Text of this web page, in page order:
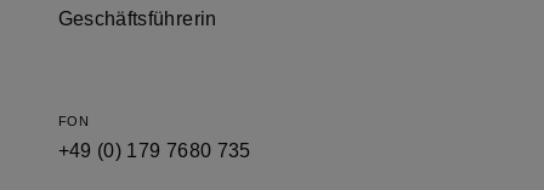
Geschäftsführerin
FON
+49 (0) 179 7680 735